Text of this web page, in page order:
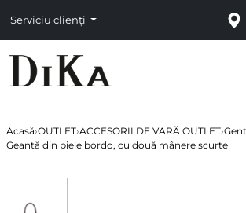
Serviciu clienți
Acasă›OUTLET›ACCESORII DE VARĂ OUTLET›
Geantă din piele bordo, cu două mânere scurte